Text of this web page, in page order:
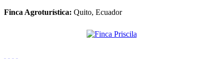
Finca Agroturística: Quito, Ecuador